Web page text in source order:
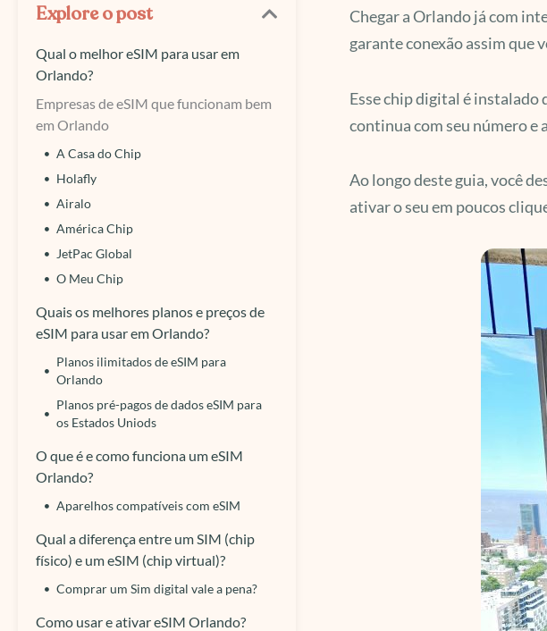
Explore o post
Qual o melhor eSIM para usar em
Orlando?
Empresas de eSIM que funcionam bem
em Orlando
A Casa do Chip
Holafly
Airalo
América Chip
JetPac Global
O Meu Chip
Quais os melhores planos e preços de
eSIM para usar em Orlando?
Planos ilimitados de eSIM para
Orlando
Planos pré-pagos de dados eSIM para
os Estados Uniods
O que é e como funciona um eSIM
Orlando?
Aparelhos compatíveis com eSIM
Qual a diferença entre um SIM (chip
físico) e um eSIM (chip virtual)?
Comprar um Sim digital vale a pena?
Como usar e ativar eSIM Orlando?
Chegar a Orlando já com
garante conexão assim que
Esse chip digital é
continua com seu número e
Ao longo deste guia, você
ativar o seu em poucos